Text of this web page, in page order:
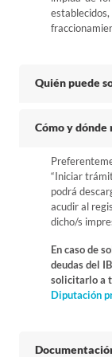
Quién puede
Cómo y
“Iniciar
podrá
acudir al
dicho/s
En caso de
deudas del
solicitarlo a
Diputación